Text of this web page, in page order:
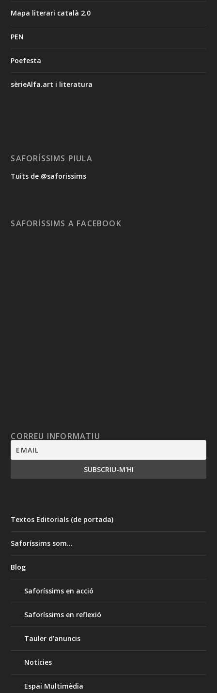
Mapa literari català 2.0
PEN
Poefesta
sèrieAlfa.art i literatura
SAFORÍSSIMS PIULA
Tuits de @saforissims
SAFORÍSSIMS A FACEBOOK
CORREU INFORMATIU
Textos Editorials (de portada)
Saforíssims som…
Blog
Saforíssims en acció
Saforíssims en reflexió
Tauler d’anuncis
Notícies
Espai Multimèdia